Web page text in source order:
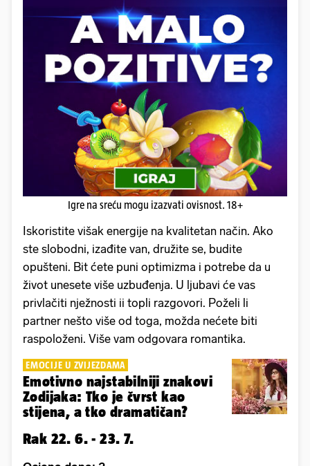
Igre na sreću mogu izazvati ovisnost. 18+
Iskoristite višak energije na kvalitetan način. Ako
ste slobodni, izađite van, družite se, budite
opušteni. Bit ćete puni optimizma i potrebe da u
život unesete više uzbuđenja. U ljubavi će vas
privlačiti nježnosti ii topli razgovori. Poželi li
partner nešto više od toga, možda nećete biti
raspoloženi. Više vam odgovara romantika.
EMOCIJE U ZVIJEZDAMA
Emotivno najstabilniji znakovi
Zodijaka: Tko je čvrst kao
stijena, a tko dramatičan?
Rak 22. 6. - 23. 7.